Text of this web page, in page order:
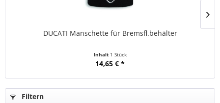
DUCATI Manschette für Bremsfl.behälter
Inhalt 1 Stück
14,65 € *
Filtern